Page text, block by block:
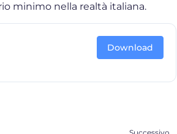
minimo nella realtà italiana.
Download